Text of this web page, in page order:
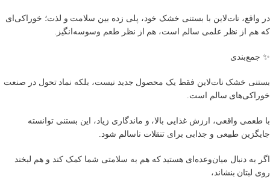
در واقع، نات‌لاین با بستنی خشک خود، پلی زده بین سلامت و لذت؛ خوراکی‌ای
که هم از نظر علمی سالم است، هم از نظر طعم وسوسه‌انگیز.
✨ جمع‌بندی
بستنی خشک نات‌لاین فقط یک محصول جدید نیست، بلکه نماد تحول در صنعت
خوراکی‌های سالم است.
با طعمی واقعی، ارزش غذایی بالا، و ماندگاری زیاد، این بستنی توانسته
جایگزین طبیعی و جذابی برای تنقلات ناسالم شود.
اگر به دنبال میان‌وعده‌ای هستید که هم به سلامتی شما کمک کند و هم لبخند
روی لبتان بنشاند،